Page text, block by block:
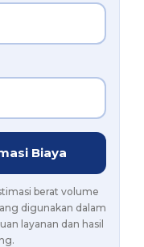
Biaya
berat volume
digunakan dalam
layanan dan hasil